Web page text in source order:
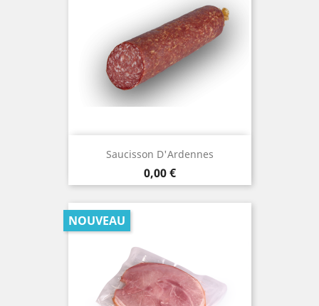
Saucisson D'Ardennes
Prix
0,00 €
NOUVEAU